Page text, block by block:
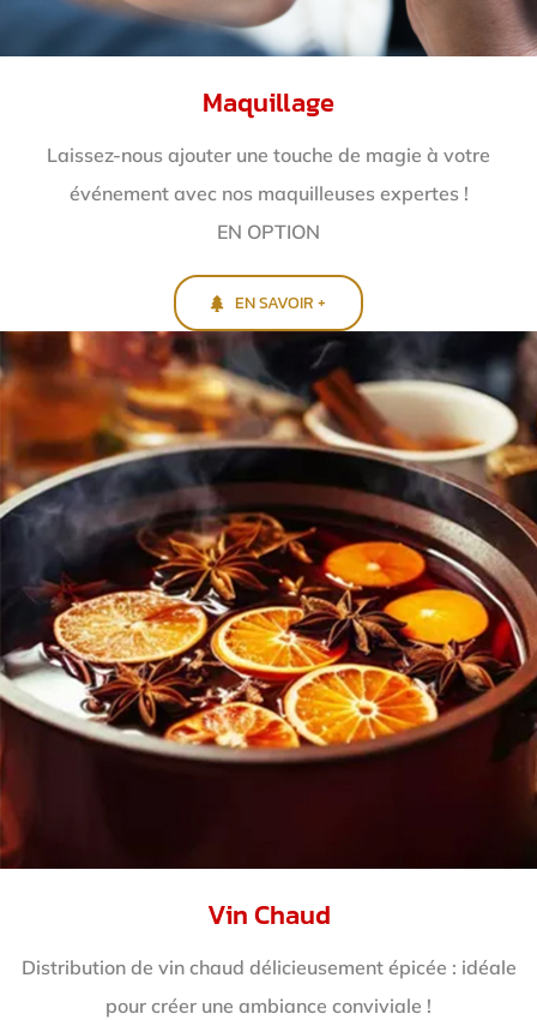
Maquillage
Laissez-nous ajouter une touche de magie à votre
événement avec nos maquilleuses expertes !
EN OPTION
EN SAVOIR +
Vin Chaud
Distribution de vin chaud délicieusement épicée : idéale
pour créer une ambiance conviviale !